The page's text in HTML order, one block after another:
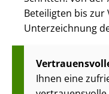
Beteiligten bis
Unterzeichnung
Ihnen eine